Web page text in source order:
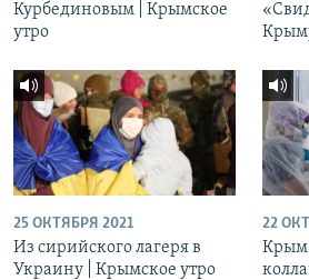
Курбединовым | Крымское
утро
25 ОКТЯБРЯ 2021
Из сирийского лагеря в
Украину | Крымское утро
22
Крым